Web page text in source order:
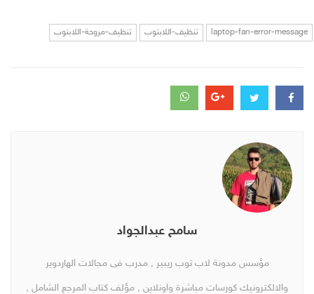
laptop-fan-error-message تنظيف-اللابتوب تنظيف-مروحة-اللابتوب
سامح عبدالجواد
مؤسس مدونة لاب توب ريبير , مدرب فى مجالات الهاردوير
والالكترونيك كورسات مباشرة واونلاين , مؤلف كتاب المرجع الشامل ,